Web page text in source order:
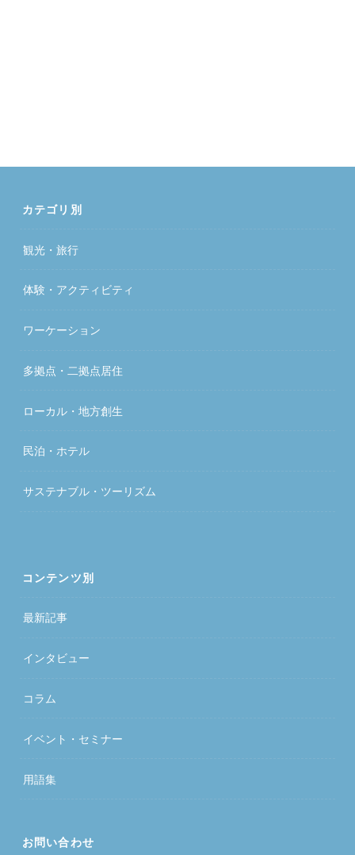
カテゴリ別
観光・旅行
体験・アクティビティ
ワーケーション
多拠点・二拠点居住
ローカル・地方創生
民泊・ホテル
サステナブル・ツーリズム
コンテンツ別
最新記事
インタビュー
コラム
イベント・セミナー
用語集
お問い合わせ